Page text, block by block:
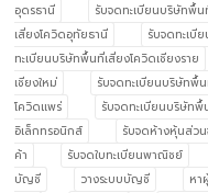
อุดรธานี
รับจดทะเบียนบริษัทพื้
เสี่ยงโควิดอุทัยธานี
รับจดทะเบี
ทะเบียนบริษัทพื้นที่เสี่ยงโควิดเชียงราย
เชียงใหม่
รับจดทะเบียนบริษัทพื้
โควิดแพร่
รับจดทะเบียนบริษัท
อิเล็กทรอนิกส์
รับจดห้างหุ้นส่ว
ค้า
รับจดใบทะเบียนพาณิชย์
บัญชี
วางระบบบัญชี ห